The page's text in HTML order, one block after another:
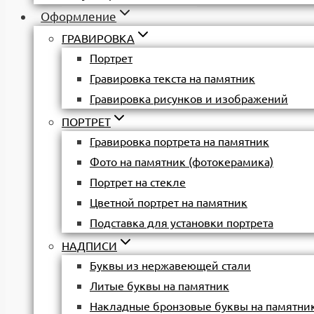
Оформление
ГРАВИРОВКА
Портрет
Гравировка текста на памятник
Гравировка рисунков и изображений
ПОРТРЕТ
Гравировка портрета на памятник
Фото на памятник (фотокерамика)
Портрет на стекле
Цветной портрет на памятник
Подставка для установки портрета
НАДПИСИ
Буквы из нержавеющей стали
Литые буквы на памятник
Накладные бронзовые буквы на